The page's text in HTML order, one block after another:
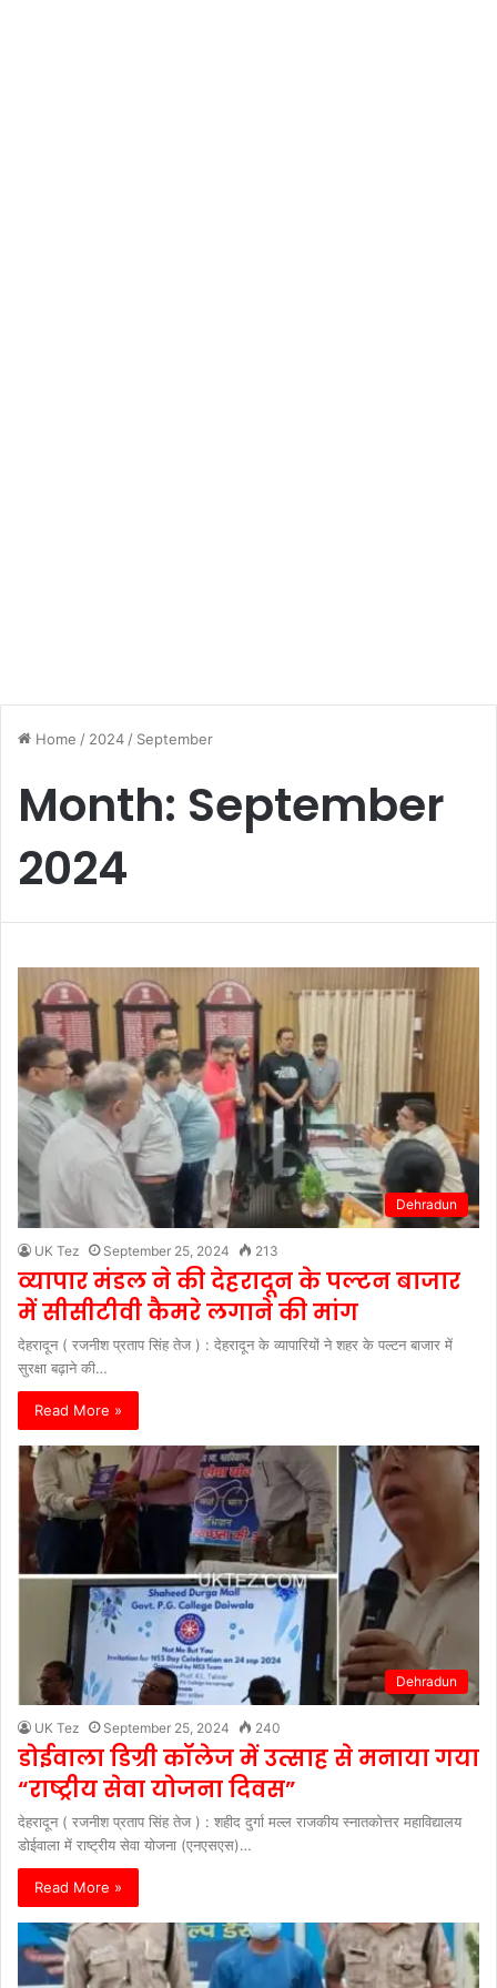
Home / 2024 / September
Month: September
2024
Dehradun
UK Tez September 25, 2024 213
व्यापार मंडल ने की देहरादून के पल्टन बाजार
में सीसीटीवी कैमरे लगाने की मांग
देहरादून ( रजनीश प्रताप सिंह तेज ) : देहरादून के व्यापारियों ने शहर के पल्टन बाजार में
सुरक्षा बढ़ाने की…
Read More »
Dehradun
UK Tez September 25, 2024 240
डोईवाला डिग्री कॉलेज में उत्साह से मनाया गया
“राष्ट्रीय सेवा योजना दिवस”
देहरादून ( रजनीश प्रताप सिंह तेज ) : शहीद दुर्गा मल्ल राजकीय स्नातकोत्तर महाविद्यालय
डोईवाला में राष्ट्रीय सेवा योजना (एनएसएस)…
Read More »